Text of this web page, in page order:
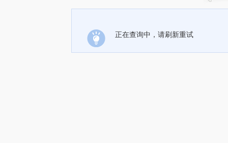
正在查询中，请刷新重试